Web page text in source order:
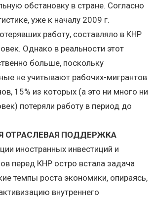
обстановку в стране. Согласно
уже к началу 2009 г.
работу, составляло в КНР
Однако в реальности этот
больше, поскольку
не учитывают рабочих-мигрантов
15% из которых (а это ни много ни
потеряли работу в период до
ОТРАСЛЕВАЯ ПОДДЕРЖКА
иностранных инвестиций и
перед КНР остро встала задача
темпы роста экономики, опираясь,
внутреннего